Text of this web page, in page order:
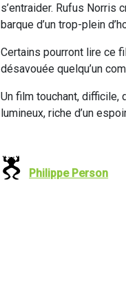
s’entraider. Rufus Norris
barque d’un trop-plein
Certains pourront lire ce
désavouée quelqu’un
Un film touchant, difficile,
lumineux, riche d’un
Philippe Person